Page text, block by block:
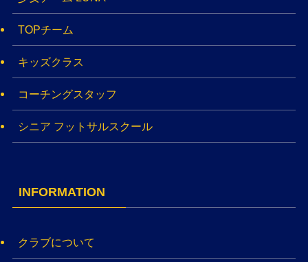
TOPチーム
キッズクラス
コーチングスタッフ
シニア フットサルスクール
INFORMATION
クラブについて